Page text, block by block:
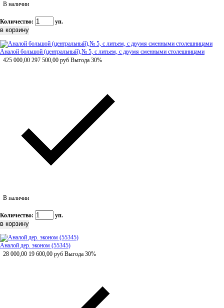
В наличии
Количество: уп.
Аналой большой (центральный),№ 5, с литьем, с двумя сменными столешницами
425 000,00 297 500,00 руб Выгода 30%
В наличии
Количество: уп.
Аналой дер. эконом (55345)
28 000,00 19 600,00 руб Выгода 30%